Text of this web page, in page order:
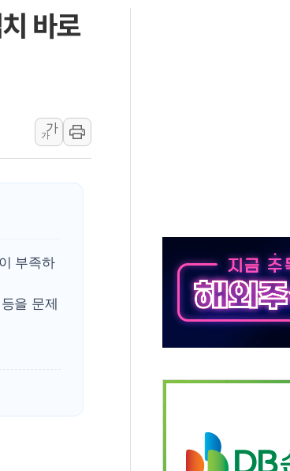
고용 쇼크에 반도체주 '활짝'
인상 우려 후퇴…나스닥 선물 1%대 상승
실종자 7359명 끝까지 찾겠다"
워시엔 톤 낮춰
사망해도 놀랍지 않아"
바로
가
가
부족하
을 문제